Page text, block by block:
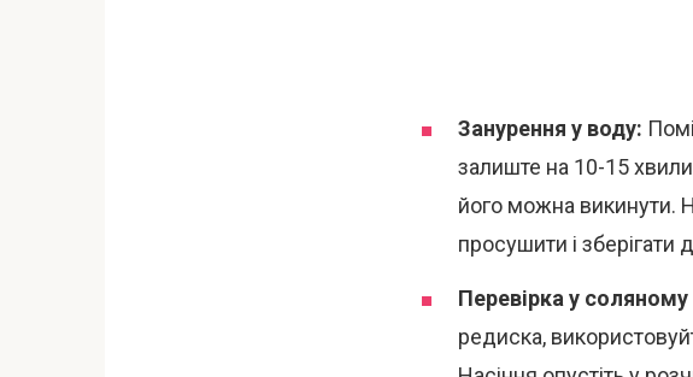
Занурення у воду:
залиште на 10-15
його можна викинути.
просушити і зберігати
Перевірка у соляному
редиска,